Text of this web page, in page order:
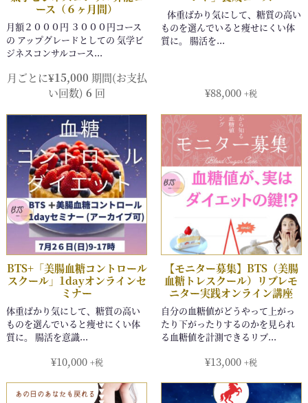
月ごとに¥15,000 期間(お支払
い回数)6 回 ¥88,000 +税
¥10,000 +税 ¥13,000 +税